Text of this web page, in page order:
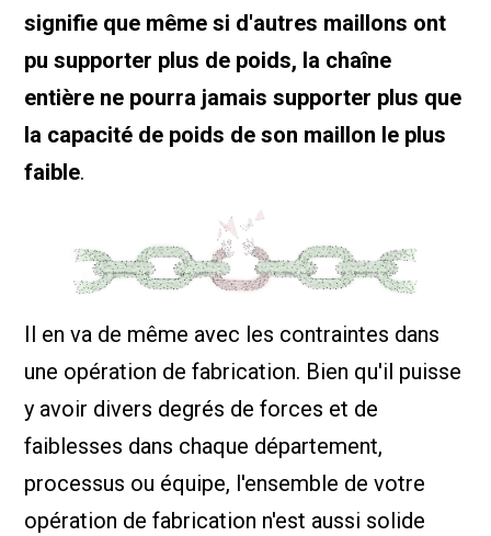
signifie que même si d'autres maillons ont
pu supporter plus de poids, la chaîne
entière ne pourra jamais supporter plus que
la capacité de poids de son maillon le plus
faible.
Il en va de même avec les contraintes dans
une opération de fabrication. Bien qu'il puisse
y avoir divers degrés de forces et de
faiblesses dans chaque département,
processus ou équipe, l'ensemble de votre
opération de fabrication n'est aussi solide